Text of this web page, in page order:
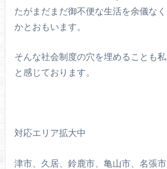
たがまだまだ御不便な生活を余儀な
かとおもいます。
そんな社会制度の穴を埋めることも
と感じております。
対応エリア拡大中
津市、久居、鈴鹿市、亀山市、名張市